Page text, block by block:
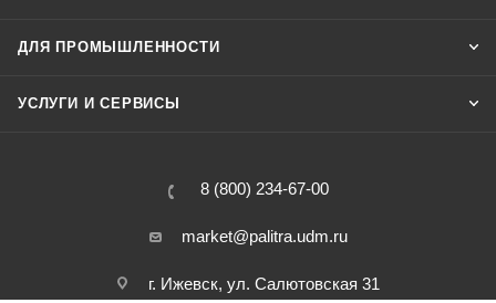
ДЛЯ ПРОМЫШЛЕННОСТИ
УСЛУГИ И СЕРВИСЫ
8 (800) 234-67-00
market@palitra.udm.ru
г. Ижевск, ул. Салютовская 31